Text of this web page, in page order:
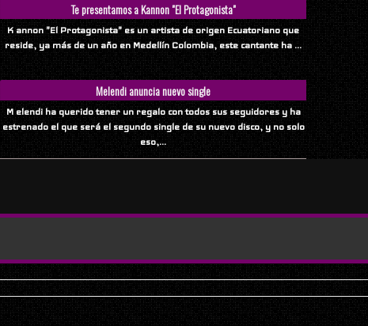
Te presentamos a Kannon "El Protagonista"
K annon "El Protagonista" es un artista de origen Ecuatoriano que
reside, ya más de un año en Medellín Colombia, este cantante ha ...
Melendi anuncia nuevo single
M elendi ha querido tener un regalo con todos sus seguidores y ha
estrenado el que será el segundo single de su nuevo disco, y no solo
eso,...